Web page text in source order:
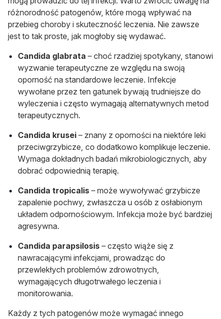
różnorodność patogenów, które mogą wpływać na
przebieg choroby i skuteczność leczenia. Nie zawsze
jest to tak proste, jak mogłoby się wydawać.
Candida glabrata – choć rzadziej spotykany, stanowi
wyzwanie terapeutyczne ze względu na swoją
oporność na standardowe leczenie. Infekcje
wywołane przez ten gatunek bywają trudniejsze do
wyleczenia i często wymagają alternatywnych metod
terapeutycznych.
Candida krusei – znany z oporności na niektóre leki
przeciwgrzybicze, co dodatkowo komplikuje leczenie.
Wymaga dokładnych badań mikrobiologicznych, aby
dobrać odpowiednią terapię.
Candida tropicalis – może wywoływać grzybicze
zapalenie pochwy, zwłaszcza u osób z osłabionym
układem odpornościowym. Infekcja może być bardziej
agresywna.
Candida parapsilosis – często wiąże się z
nawracającymi infekcjami, prowadząc do
przewlekłych problemów zdrowotnych,
wymagających długotrwałego leczenia i
monitorowania.
Każdy z tych patogenów może wymagać innego